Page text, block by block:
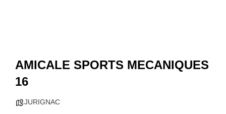
AMICALE SPORTS MECANIQUES
16
JURIGNAC